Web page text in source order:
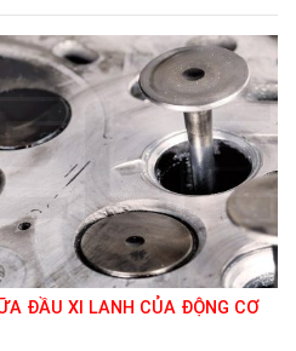
ĐẦU XI LANH CỦA ĐỘNG CƠ